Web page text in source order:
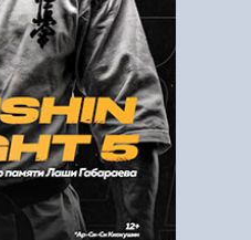
Напомнить пароль
Регистрация